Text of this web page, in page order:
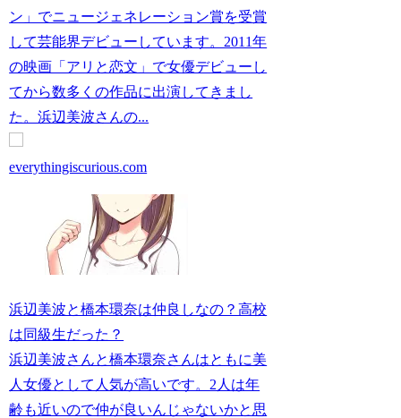
ン」でニュージェネレーション賞を受賞
して芸能界デビューしています。2011年
の映画「アリと恋文」で女優デビューし
てから数多くの作品に出演してきまし
た。浜辺美波さんの...
everythingiscurious.com
浜辺美波と橋本環奈は仲良しなの？高校
は同級生だった？
浜辺美波さんと橋本環奈さんはともに美
人女優として人気が高いです。2人は年
齢も近いので仲が良いんじゃないかと思